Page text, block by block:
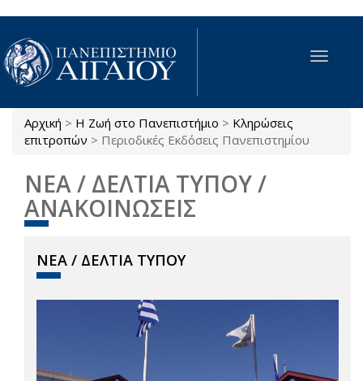
Παράκαμψη προς το κυρίως περιεχόμενο
Toggle
Είστε εδώ
Αρχική > Η Ζωή στο Πανεπιστήμιο > Κληρώσεις
επιτροπών > Περιοδικές Εκδόσεις Πανεπιστημίου
ΝΕΑ / ΔΕΛΤΙΑ ΤΥΠΟΥ /
ΑΝΑΚΟΙΝΩΣΕΙΣ
ΝΕΑ / ΔΕΛΤΙΑ ΤΥΠΟΥ